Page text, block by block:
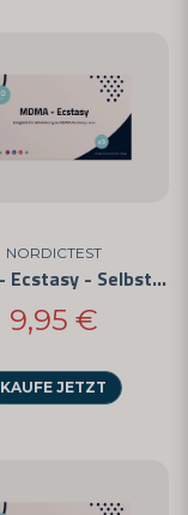
NORDICTEST
MDMA - Ecstasy - Selbsttest im 3er-Pack
9,95 €
KAUFE JETZT